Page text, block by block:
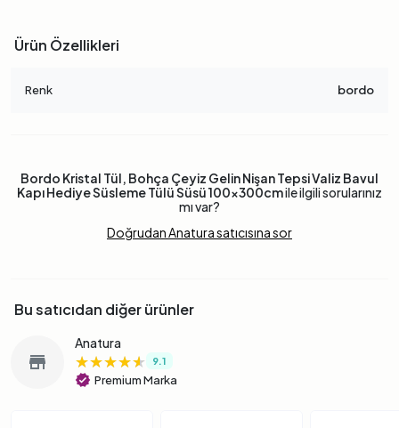
Ürün Özellikleri
Renk bordo
Bordo Kristal Tül, Bohça Çeyiz Gelin Nişan Tepsi Valiz Bavul
Kapı Hediye Süsleme Tülü Süsü 100x300cmile ilgili sorularınız
mı var?
Doğrudan Anatura satıcısına sor
Bu satıcıdan diğer ürünler
store
Anatura
★★★★★
★★★★★
★★★★★ 9.1
verified Premium Marka